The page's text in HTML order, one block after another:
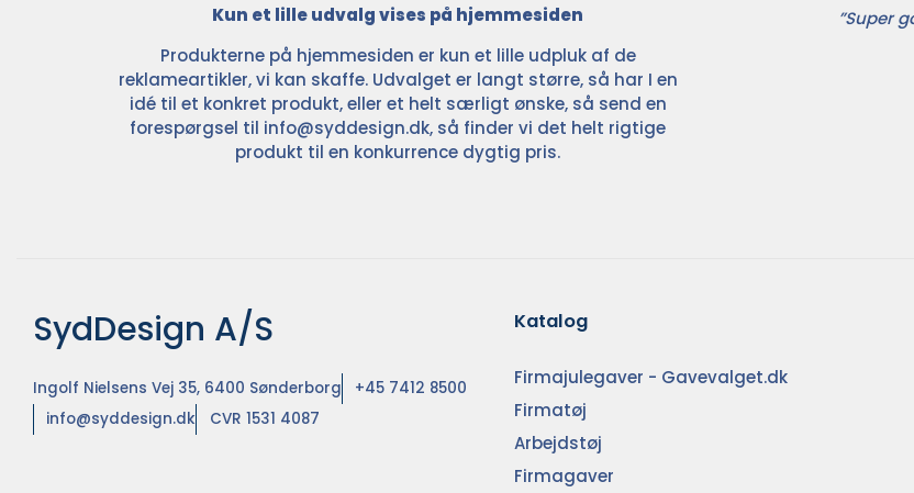
Kun et lille udvalg vises på hjemmesiden
Produkterne på hjemmesiden er kun et lille udpluk af de
reklameartikler, vi kan skaffe. Udvalget er langt større, så har I en
idé til et konkret produkt, eller et helt særligt ønske, så send en
forespørgsel til info@syddesign.dk, så finder vi det helt rigtige
produkt til en konkurrence dygtig pris.
”Super
SydDesign A/S
Ingolf Nielsens Vej 35, 6400 Sønderborg
+45 7412 8500
info@syddesign.dk
CVR 1531 4087
Katalog
Firmajulegaver - Gavevalget.dk
Firmatøj
Arbejdstøj
Firmagaver